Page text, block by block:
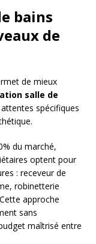
bains
de
de mieux
salle de
spécifiques
du marché,
optent pour
: receveur de
robinetterie
approche
sans
maîtrisé entre